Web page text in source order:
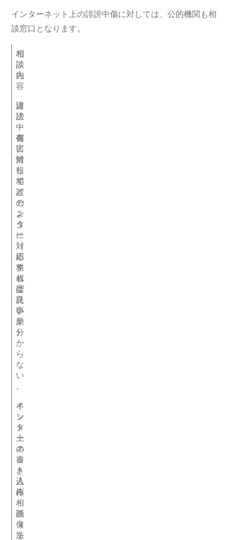
インターネット上の誹謗中傷に対しては、公的機関も相
談窓口となります。
相
談
先
相
談
内
容
違
法
・
有
害
情
報
相
談
セ
ン
タ
ー
（
総
務
省
委
託
事
業
）
誹
謗
中
傷
に
対
し
て
ど
の
よ
う
に
対
応
す
れ
ば
良
い
か
分
か
ら
な
い
。
イ
ン
タ
ー
ネ
ッ
ト
人
権
相
談
（
法
ネ
ッ
ト
上
の
書
き
込
み
・
画
像
を